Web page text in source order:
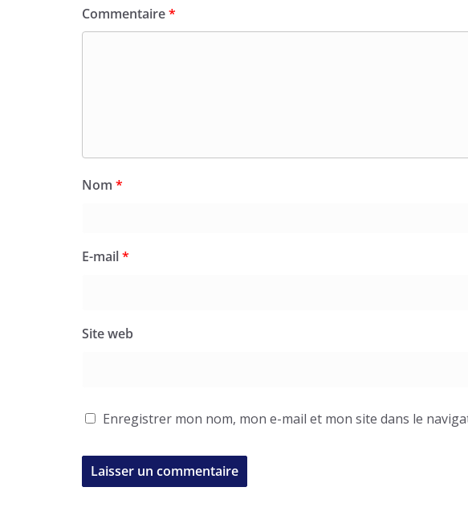
Commentaire*
Nom *
E-mail*
Site web
Enregistrer mon nom, mon e-mail et mon site dans le